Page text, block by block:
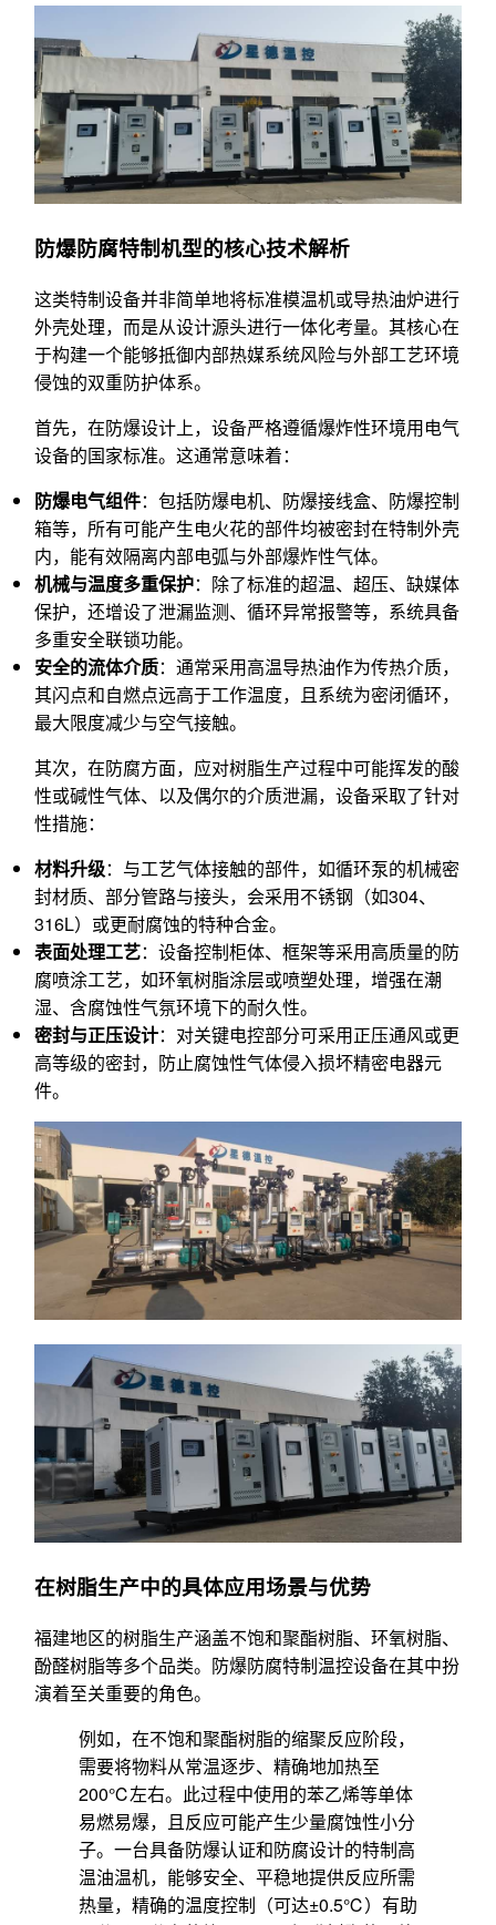
防爆防腐特制机型的核心技术解析
这类特制设备并非简单地将标准模温机或导热油炉进行
外壳处理，而是从设计源头进行一体化考量。其核心在
于构建一个能够抵御内部热媒系统风险与外部工艺环境
侵蚀的双重防护体系。
首先，在防爆设计上，设备严格遵循爆炸性环境用电气
设备的国家标准。这通常意味着：
防爆电气组件：包括防爆电机、防爆接线盒、防爆控制
箱等，所有可能产生电火花的部件均被密封在特制外壳
内，能有效隔离内部电弧与外部爆炸性气体。
机械与温度多重保护：除了标准的超温、超压、缺媒体
保护，还增设了泄漏监测、循环异常报警等，系统具备
多重安全联锁功能。
安全的流体介质：通常采用高温导热油作为传热介质，
其闪点和自燃点远高于工作温度，且系统为密闭循环，
最大限度减少与空气接触。
其次，在防腐方面，应对树脂生产过程中可能挥发的酸
性或碱性气体、以及偶尔的介质泄漏，设备采取了针对
性措施：
材料升级：与工艺气体接触的部件，如循环泵的机械密
封材质、部分管路与接头，会采用不锈钢（如304、
316L）或更耐腐蚀的特种合金。
表面处理工艺：设备控制柜体、框架等采用高质量的防
腐喷涂工艺，如环氧树脂涂层或喷塑处理，增强在潮
湿、含腐蚀性气氛环境下的耐久性。
密封与正压设计：对关键电控部分可采用正压通风或更
高等级的密封，防止腐蚀性气体侵入损坏精密电器元
件。
在树脂生产中的具体应用场景与优势
福建地区的树脂生产涵盖不饱和聚酯树脂、环氧树脂、
酚醛树脂等多个品类。防爆防腐特制温控设备在其中扮
演着至关重要的角色。
例如，在不饱和聚酯树脂的缩聚反应阶段，
需要将物料从常温逐步、精确地加热至
200℃左右。此过程中使用的苯乙烯等单体
易燃易爆，且反应可能产生少量腐蚀性小分
子。一台具备防爆认证和防腐设计的特制高
温油温机，能够安全、平稳地提供反应所需
热量，精确的温度控制（可达±0.5℃）有助